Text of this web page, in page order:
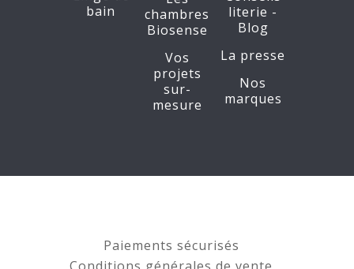
bain
chambres
Biosense
Vos
projets
sur-
mesure
literie -
Blog
La presse
Nos
marques
Paiements sécurisés